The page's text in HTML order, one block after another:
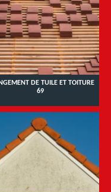
DE TUILE ET TOITURE
69